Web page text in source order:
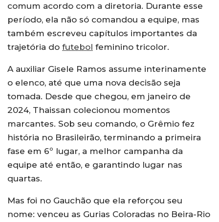
comum acordo com a diretoria. Durante esse
período, ela não só comandou a equipe, mas
também escreveu capítulos importantes da
trajetória do futebol feminino tricolor.
A auxiliar Gisele Ramos assume interinamente
o elenco, até que uma nova decisão seja
tomada. Desde que chegou, em janeiro de
2024, Thaissan colecionou momentos
marcantes. Sob seu comando, o Grêmio fez
história no Brasileirão, terminando a primeira
fase em 6º lugar, a melhor campanha da
equipe até então, e garantindo lugar nas
quartas.
Mas foi no Gauchão que ela reforçou seu
nome: venceu as Gurias Coloradas no Beira-Rio